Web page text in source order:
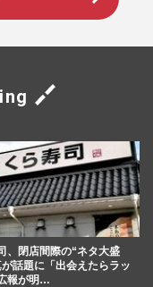
、閉店間際の“ネタ大盛
が話題に「出会えたらラッ
報が明…